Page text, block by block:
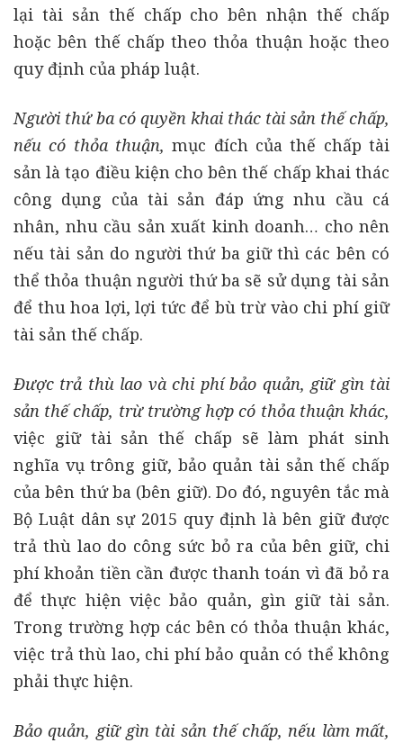
lại tài sản thế chấp cho bên nhận thế chấp
hoặc bên thế chấp theo thỏa thuận hoặc theo
quy định của pháp luật.
Người thứ ba có quyền khai thác tài sản thế chấp,
nếu có thỏa thuận,mục đích của thế chấp tài
sản là tạo điều kiện cho bên thế chấp khai thác
công dụng của tài sản đáp ứng nhu cầu cá
nhân, nhu cầu sản xuất kinh doanh… cho nên
nếu tài sản do người thứ ba giữ thì các bên có
thể thỏa thuận người thứ ba sẽ sử dụng tài sản
để thu hoa lợi, lợi tức để bù trừ vào chi phí giữ
tài sản thế chấp.
Được trả thù lao và chi phí bảo quản, giữ gìn tài
sản thế chấp, trừ trường hợp có thỏa thuận khác,
việc giữ tài sản thế chấp sẽ làm phát sinh
nghĩa vụ trông giữ, bảo quản tài sản thế chấp
của bên thứ ba (bên giữ). Do đó, nguyên tắc mà
Bộ Luật dân sự 2015 quy định là bên giữ được
trả thù lao do công sức bỏ ra của bên giữ, chi
phí khoản tiền cần được thanh toán vì đã bỏ ra
để thực hiện việc bảo quản, gìn giữ tài sản.
Trong trường hợp các bên có thỏa thuận khác,
việc trả thù lao, chi phí bảo quản có thể không
phải thực hiện.
Bảo quản, giữ gìn tài sản thế chấp, nếu làm mất,